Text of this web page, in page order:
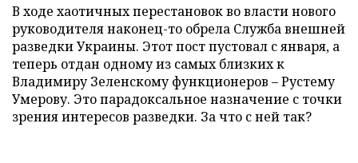
В ходе хаотичных перестановок во власти нового
руководителя наконец-то обрела Служба внешней
разведки Украины. Этот пост пустовал с января, а
теперь отдан одному из самых близких к
Владимиру Зеленскому функционеров – Рустему
Умерову. Это парадоксальное назначение с точки
зрения интересов разведки. За что с ней так?